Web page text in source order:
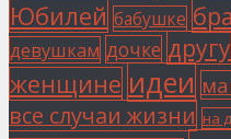
Юбилей бабушке
девушкам дочке другу
женщине идеи
все случаи жизни на